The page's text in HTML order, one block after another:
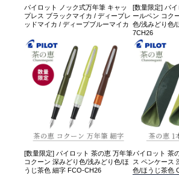
パイロット ノック式万年筆 キャッ
プレス ブラックマイカ / ディープレ
ッドマイカ / ディープブルーマイカ
[数量限定] パ
ールペン コク
色/浅みどり色/
7CH26
[数量限定] パイロット 茶の恵 万年筆
コクーン 深みどり色/浅みどり色/ほ
うじ茶色 細字 FCO-CH26
パイロット 茶
ス ペンケース
色/ほうじ茶色